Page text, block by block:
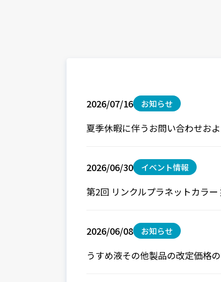
2026/07/16 お知らせ
夏季休暇に伴うお問い合わせお
2026/06/30 イベント情報
第2回 リンクルプラネットカラ
2026/06/08 お知らせ
うすめ液その他製品の改定価格